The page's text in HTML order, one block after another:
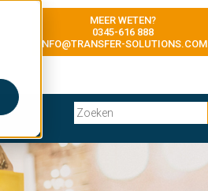
MEER WETEN?
0345-616 888
INFO@TRANSFER-SOLUTIONS.COM